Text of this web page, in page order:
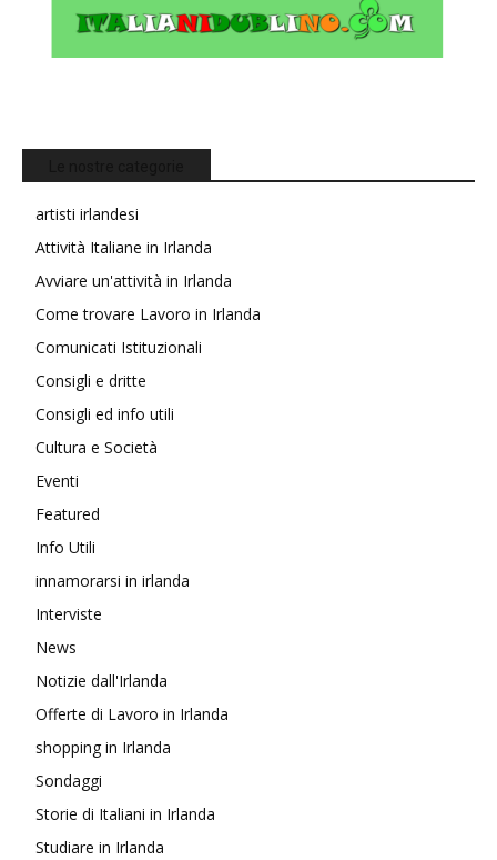
artisti irlandesi
Attività Italiane in Irlanda
Avviare un'attività in Irlanda
Come trovare Lavoro in Irlanda
Comunicati Istituzionali
Consigli e dritte
Consigli ed info utili
Cultura e Società
Eventi
Featured
Info Utili
innamorarsi in irlanda
Interviste
News
Notizie dall'Irlanda
Offerte di Lavoro in Irlanda
shopping in Irlanda
Sondaggi
Storie di Italiani in Irlanda
Studiare in Irlanda